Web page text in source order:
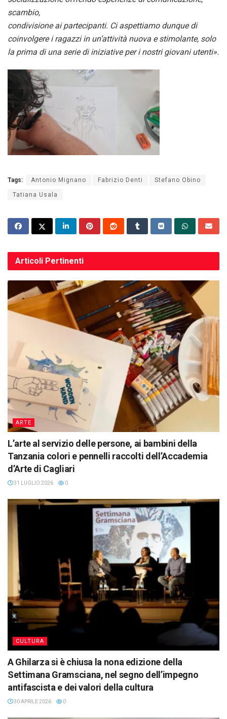
scambio,
condivisione ai partecipanti. Ci aspettiamo dunque di
coinvolgere i ragazzi in un’attività nuova e stimolante, solo
la prima di una serie di iniziative per i nostri giovani utenti».
Tags: Antonio Mignano Fabrizio Denti Stefano Obino
Tatiana Usala
Articoli Pertinenti
ARTE
L’arte al servizio delle persone, ai bambini della
Tanzania colori e pennelli raccolti dell’Accademia
d’Arte di Cagliari
31 LUGLIO 2026 0
CULTURA
A Ghilarza si è chiusa la nona edizione della
Settimana Gramsciana, nel segno dell’impegno
antifascista e dei valori della cultura
30 APRILE 2026 0